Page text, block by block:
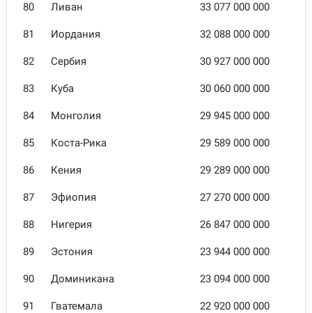
80 Ливан 33 077 000 000
81 Иордания 32 088 000 000
82 Сербия 30 927 000 000
83 Куба 30 060 000 000
84 Монголия 29 945 000 000
85 Коста-Рика 29 589 000 000
86 Кения 29 289 000 000
87 Эфиопия 27 270 000 000
88 Нигерия 26 847 000 000
89 Эстония 23 944 000 000
90 Доминикана 23 094 000 000
91 Гватемала 22 920 000 000